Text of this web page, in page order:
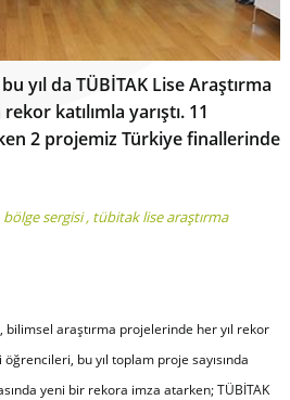
yıl da TÜBİTAK Lise Araştırma
katılımla yarıştı. 11
2 projemiz Türkiye finallerinde
bölge sergisi, tübitak lise araştırma
bilimsel araştırma projelerinde her yıl rekor
bu yıl toplam proje sayısında
yeni bir rekora imza atarken; TÜBİTAK